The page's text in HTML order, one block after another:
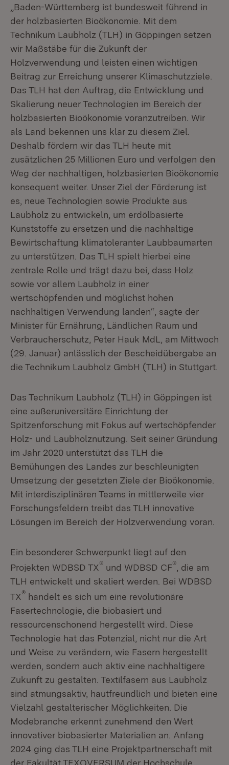
„Baden-Württemberg ist bundesweit führend in
der holzbasierten Bioökonomie. Mit dem
Technikum Laubholz (TLH) in Göppingen setzen
wir Maßstäbe für die Zukunft der
Holzverwendung und leisten einen wichtigen
Beitrag zur Erreichung unserer Klimaschutzziele.
Das TLH hat den Auftrag, die Entwicklung und
Skalierung neuer Technologien im Bereich der
holzbasierten Bioökonomie voranzutreiben. Wir
als Land bekennen uns klar zu diesem Ziel.
Deshalb fördern wir das TLH heute mit
zusätzlichen 25 Millionen Euro und verfolgen den
Weg der nachhaltigen, holzbasierten Bioökonomie
konsequent weiter. Unser Ziel der Förderung ist
es, neue Technologien sowie Produkte aus
Laubholz zu entwickeln, um erdölbasierte
Kunststoffe zu ersetzen und die nachhaltige
Bewirtschaftung klimatoleranter Laubbaumarten
zu unterstützen. Das TLH spielt hierbei eine
zentrale Rolle und trägt dazu bei, dass Holz
sowie vor allem Laubholz in einer
wertschöpfenden und möglichst hohen
nachhaltigen Verwendung landen“, sagte der
Minister für Ernährung, Ländlichen Raum und
Verbraucherschutz, Peter Hauk MdL, am Mittwoch
(29. Januar) anlässlich der Bescheidübergabe an
die Technikum Laubholz GmbH (TLH) in Stuttgart.
Das Technikum Laubholz (TLH) in Göppingen ist
eine außeruniversitäre Einrichtung der
Spitzenforschung mit Fokus auf wertschöpfender
Holz- und Laubholznutzung. Seit seiner Gründung
im Jahr 2020 unterstützt das TLH die
Bemühungen des Landes zur beschleunigten
Umsetzung der gesetzten Ziele der Bioökonomie.
Mit interdisziplinären Teams in mittlerweile vier
Forschungsfeldern treibt das TLH innovative
Lösungen im Bereich der Holzverwendung voran.
Ein besonderer Schwerpunkt liegt auf den
Projekten WDBSD TX® und WDBSD CF® , die am
TLH entwickelt und skaliert werden. Bei WDBSD
TX® handelt es sich um eine revolutionäre
Fasertechnologie, die biobasiert und
ressourcenschonend hergestellt wird. Diese
Technologie hat das Potenzial, nicht nur die Art
und Weise zu verändern, wie Fasern hergestellt
werden, sondern auch aktiv eine nachhaltigere
Zukunft zu gestalten. Textilfasern aus Laubholz
sind atmungsaktiv, hautfreundlich und bieten eine
Vielzahl gestalterischer Möglichkeiten. Die
Modebranche erkennt zunehmend den Wert
innovativer biobasierter Materialien an. Anfang
2024 ging das TLH eine Projektpartnerschaft mit
der Fakultät TEXOVERSUM der Hochschule